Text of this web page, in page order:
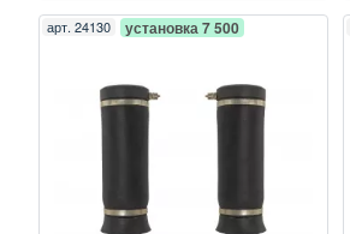
арт. 24130 установка 7 500